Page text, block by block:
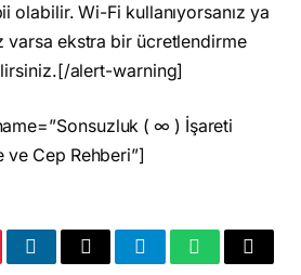
olabilir. Wi-Fi kullanıyorsanız ya
varsa ekstra bir ücretlendirme
alert-warning]
( ∞ ) İşareti
ve Cep Rehberi”]
LinkedInEmail TelegramWhatsApp
Copy